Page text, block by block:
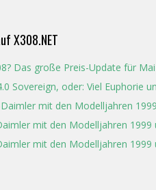
X308.NET
Das große Preis-Update für
Sovereign, oder: Viel Euphorie
mit den Modelljahren
mit den Modelljahren
mit den Modelljahren